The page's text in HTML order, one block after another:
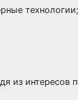
технологии;
из интересов